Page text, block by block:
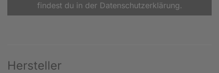
findest du in der Datenschutzerklärung.
Hersteller